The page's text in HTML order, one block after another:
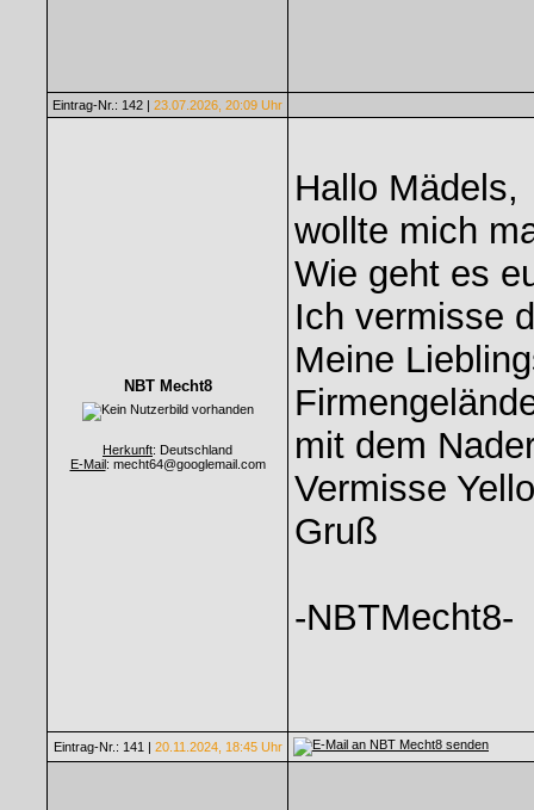
Eintrag-Nr.: 142 | 23.07.2026, 20:09 Uhr
NBT Mecht8
Herkunft: Deutschland
E-Mail: mecht64@googlemail.com
Hallo Mädels,
wollte mich
Wie geht es
Ich vermisse
Meine
mit dem
Vermisse
Gruß
-NBTMecht8-
Eintrag-Nr.: 141 | 20.11.2024, 18:45 Uhr